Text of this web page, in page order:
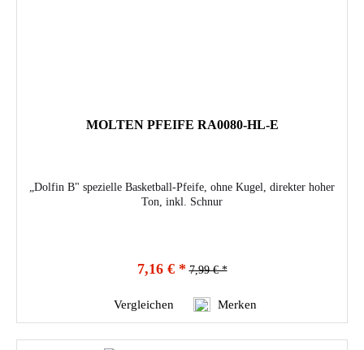
MOLTEN PFEIFE RA0080-HL-E
„Dolfin B" spezielle Basketball-Pfeife, ohne Kugel, direkter hoher
Ton, inkl. Schnur
7,16 € * 7,99 € *
Vergleichen Merken